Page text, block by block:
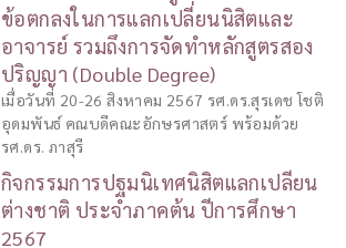
ข้อตกลงในการแลกเปลี่ยนนิสิตและ
อาจารย์ รวมถึงการจัดทำหลักสูตรสอง
ปริญญา (Double Degree)
เมื่อวันที่ 20-26 สิงหาคม 2567 รศ.ดร.สุรเดช โชติ
อุดมพันธ์ คณบดีคณะอักษรศาสตร์ พร้อมด้วย
รศ.ดร. ภาสุรี
กิจกรรมการปฐมนิเทศนิสิตแลกเปลี่ยน
ต่างชาติ ประจำภาคต้น ปีการศึกษา
2567